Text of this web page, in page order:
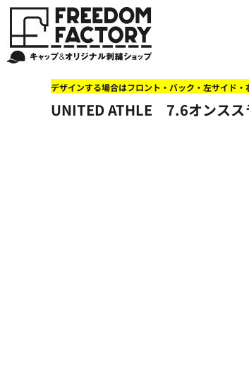
デザインする場合はフロント・バック・左サイド
UNITED ATHLE 7.6オンスス
ホーム
商品一覧から選ぶ
商品一覧から選ぶ
オーダー方法
オーダー方法
新着おすすめ商品
セール
NEW ERA BLANK CAP(ニューエラ 無地キャップ）
FLEXFIT/YUPOONG（フレックスフィット/ユーポン 無地
その他ブランドブランク無地キャップ
オリジナル刺繍をオーダー
文字でデザインする場合
お客様のデザインをアップロードする場合
ネットで購入した方で再注文したい方へ
Q&A 質問と回答参考事例
【帽子】刺繍価格について
【アパレル】刺繍価格について
送料について
オリジナル刺繍製作事例
オリジナル刺繍価格参考事例
バッグやTシャツにも刺繍可能
59FIFTYとは?
ユーポン/フレックスフィットとは
ユナイテッドアスレ取り扱い開始!
キャラクターワッペン販売中!
商品紹介・新着情報
刺繍・デザインの知識
刺繍ミシン・設備紹介
帽子のメンテナンス他
FREEDOM
アルファベット3D刺繍 花文字A A-Z
ワッペン
湘南
父の日
法人・企業向け商品特集
イベント・販促向け商品特集
学校・部活向け商品特集